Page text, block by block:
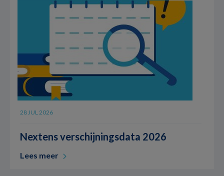
28 JUL 2026
Nextens verschijningsdata 2026
Lees meer